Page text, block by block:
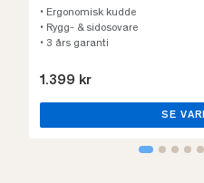
• Ergonomisk kudde
• Rygg- & sidosovare
• 3 års garanti
1.399 kr
SE